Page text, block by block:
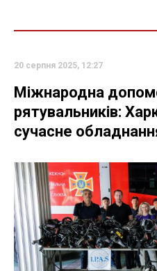
20 серпня 2025, 12:27
Міжнародна
рятувальників:
сучасне